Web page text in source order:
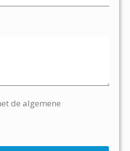
de algemene